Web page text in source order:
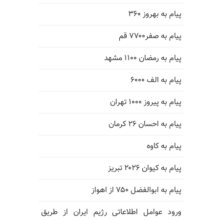
پیام به بهروز ۳۶۰
پیام به صفر۷۷۰۰ قم
پیام به رمضان ۱۱۰۰ مشهد
پیام به الف ۶۰۰۰
پیام به پیروز ۱۰۰۰ تهران
پیام به احسان ۲۶ کرمان
پیام به کاوه
پیام به کیوان ۲۰۲۶ تبریز
پیام به ابوالفضل ۷۵۰ از اهواز
ورود عوامل اطلاعاتی رژیم ایران از طریق